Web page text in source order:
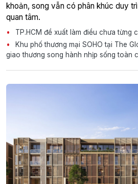
khoản, song vẫn có phân khúc duy
quan tâm.
TP.HCM đề xuất làm điều chưa từng
Khu phố thương mại SOHO tại The
giao thương song hành nhịp sống toàn